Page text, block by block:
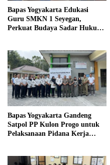
Bapas Yogyakarta Edukasi
Guru SMKN 1 Seyegan,
Perkuat Budaya Sadar Hukum
Bapas Yogyakarta Gandeng
Satpol PP Kulon Progo untuk
Pelaksanaan Pidana Kerja